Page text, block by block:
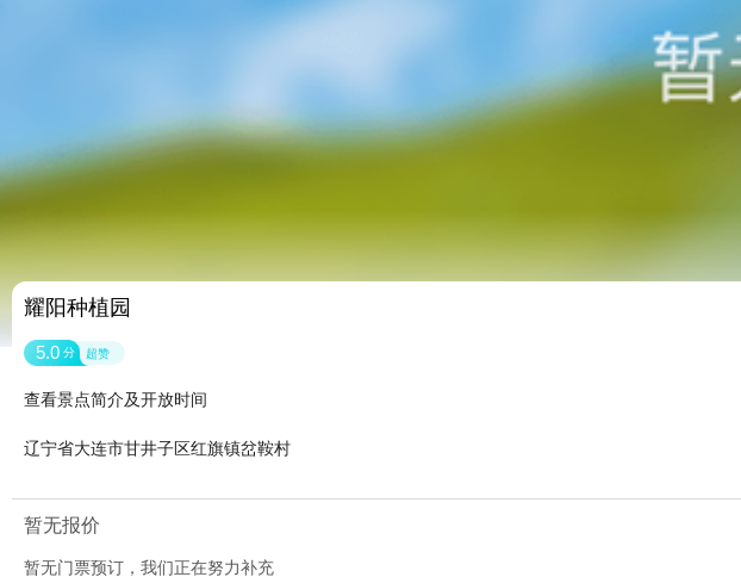
耀阳种植园
5.0 分 超赞
查看景点简介及开放时间
辽宁省大连市甘井子区红旗镇岔鞍村
暂无报价
暂无门票预订，我们正在努力补充